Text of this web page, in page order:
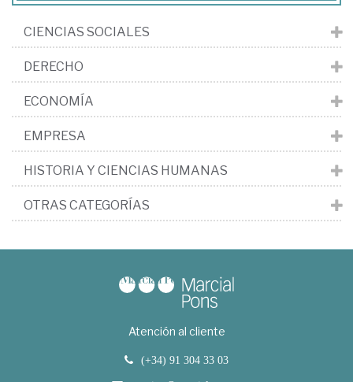
CIENCIAS SOCIALES
DERECHO
ECONOMÍA
EMPRESA
HISTORIA Y CIENCIAS HUMANAS
OTRAS CATEGORÍAS
Atención al cliente
(+34) 91 304 33 03